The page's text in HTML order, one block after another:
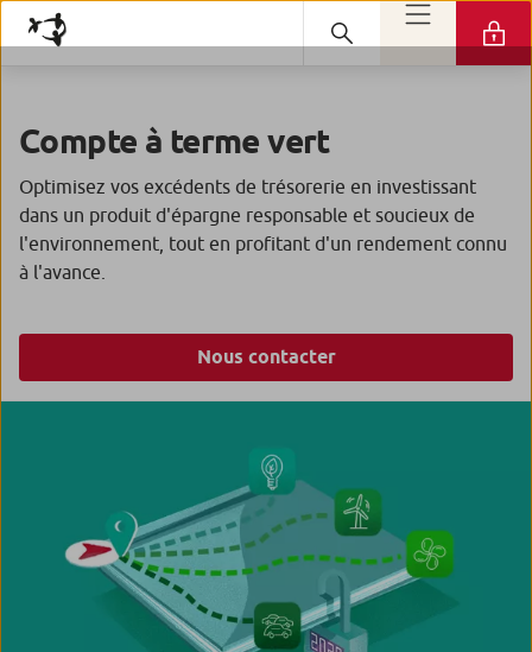
Compte à terme vert
Optimisez vos excédents de trésorerie en investissant
dans un produit d'épargne responsable et soucieux de
l'environnement, tout en profitant d'un rendement connu
à l'avance.
Nous contacter